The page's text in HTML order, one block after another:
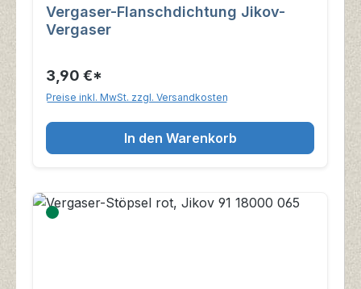
Vergaser-Flanschdichtung Jikov-
Vergaser
3,90 €*
Preise inkl. MwSt. zzgl. Versandkosten
In den Warenkorb